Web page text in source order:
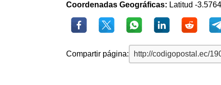
Coordenadas Geográficas: Latitud -
Compartir página: